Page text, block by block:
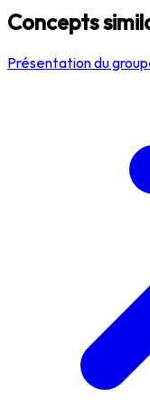
Concepts
Présentation du